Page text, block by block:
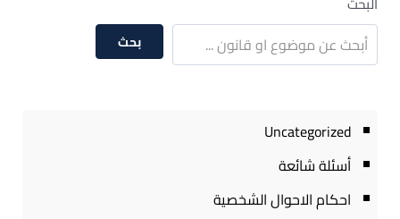
بحث
Uncategorized
أسئلة شائعة
احكام الاحوال الشخصية